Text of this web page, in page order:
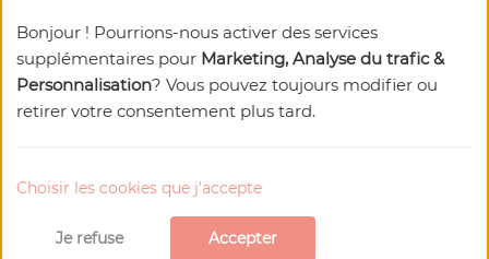
Bonjour ! Pourrions-nous activer des services
supplémentaires pour Marketing, Analyse du trafic &
Personnalisation? Vous pouvez toujours modifier ou
retirer votre consentement plus tard.
Choisir les cookies que j'accepte
Je refuse Accepter